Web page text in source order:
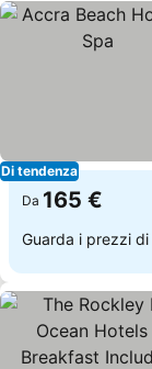
Di tendenza
Da 165 €
Guarda i prezzi di